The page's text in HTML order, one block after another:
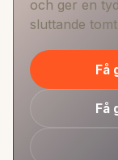
och ger en
sluttande
Få
Få